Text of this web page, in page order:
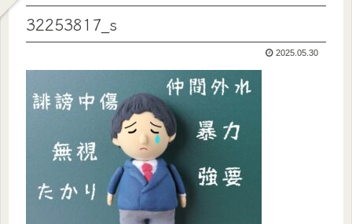
32253817_s
2025.05.30